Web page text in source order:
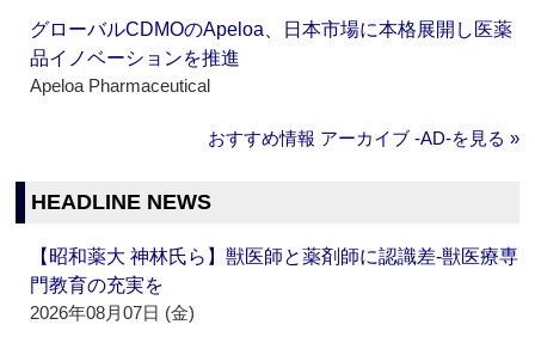
グローバルCDMOのApeloa、日本市場に本格展開し医薬
品イノベーションを推進
Apeloa Pharmaceutical
おすすめ情報 アーカイブ ‐AD‐を見る »
HEADLINE NEWS
【昭和薬大 神林氏ら】獣医師と薬剤師に認識差‐獣医療専
門教育の充実を
2026年08月07日 (金)